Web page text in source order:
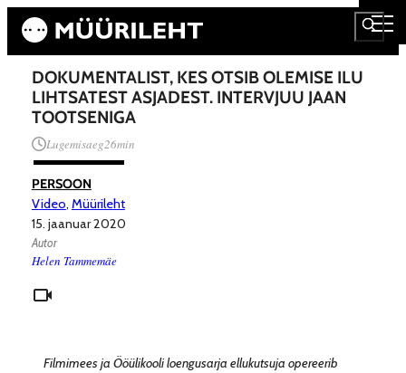
DOKUMENTALIST, KES OTSIB OLEMISE ILU
LIHTSATEST ASJADEST. INTERVJUU JAAN
TOOTSENIGA
Lugemisaeg26min
PERSOON
Video, Müürileht
15. jaanuar 2020
Autor
Helen Tammemäe
Filmimees ja Ööülikooli loengusarja ellukutsuja opereerib